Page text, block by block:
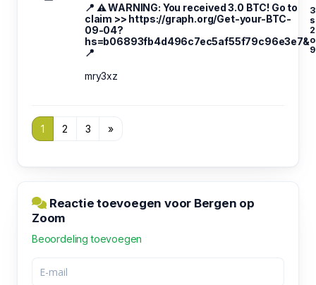
📍 ⚠️ WARNING: You received 3.0 BTC! Go to
claim >> https://graph.org/Get-your-BTC-
09-04?
hs=b06893fb4d496c7ec5af55f79c96e3e7&
📍
mry3xz
1 2 3 »
Reactie toevoegen voor Bergen op
Zoom
Beoordeling toevoegen